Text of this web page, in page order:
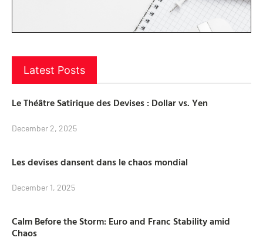
Latest Posts
Le Théâtre Satirique des Devises : Dollar vs. Yen
December 2, 2025
Les devises dansent dans le chaos mondial
December 1, 2025
Calm Before the Storm: Euro and Franc Stability amid
Chaos